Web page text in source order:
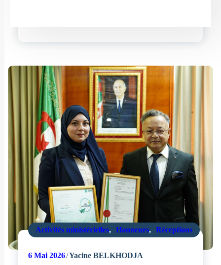
Activités ministérielles, Honneurs, Réceptions
6Mai 2026 Yacine BELKHODJA